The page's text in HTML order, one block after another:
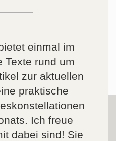
einmal im
Texte rund um
zur aktuellen
praktische
Ich freue
dabei sind! Sie